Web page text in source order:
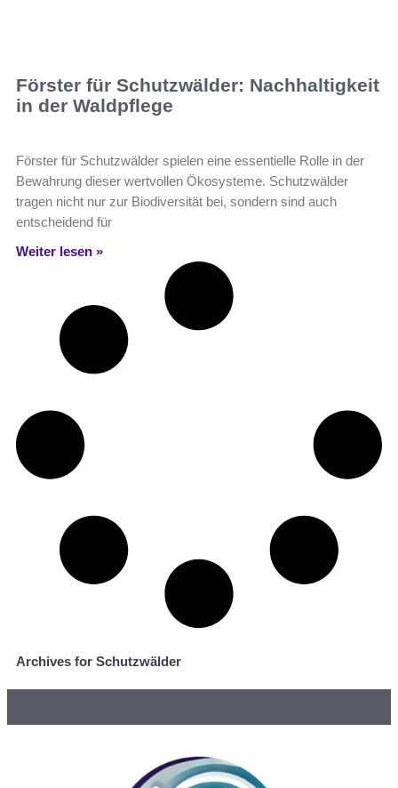
Förster für Schutzwälder: Nachhaltigkeit
in der Waldpflege
Förster für Schutzwälder spielen eine essentielle Rolle in der
Bewahrung dieser wertvollen Ökosysteme. Schutzwälder
tragen nicht nur zur Biodiversität bei, sondern sind auch
entscheidend für
Weiter lesen »
Archives for Schutzwälder